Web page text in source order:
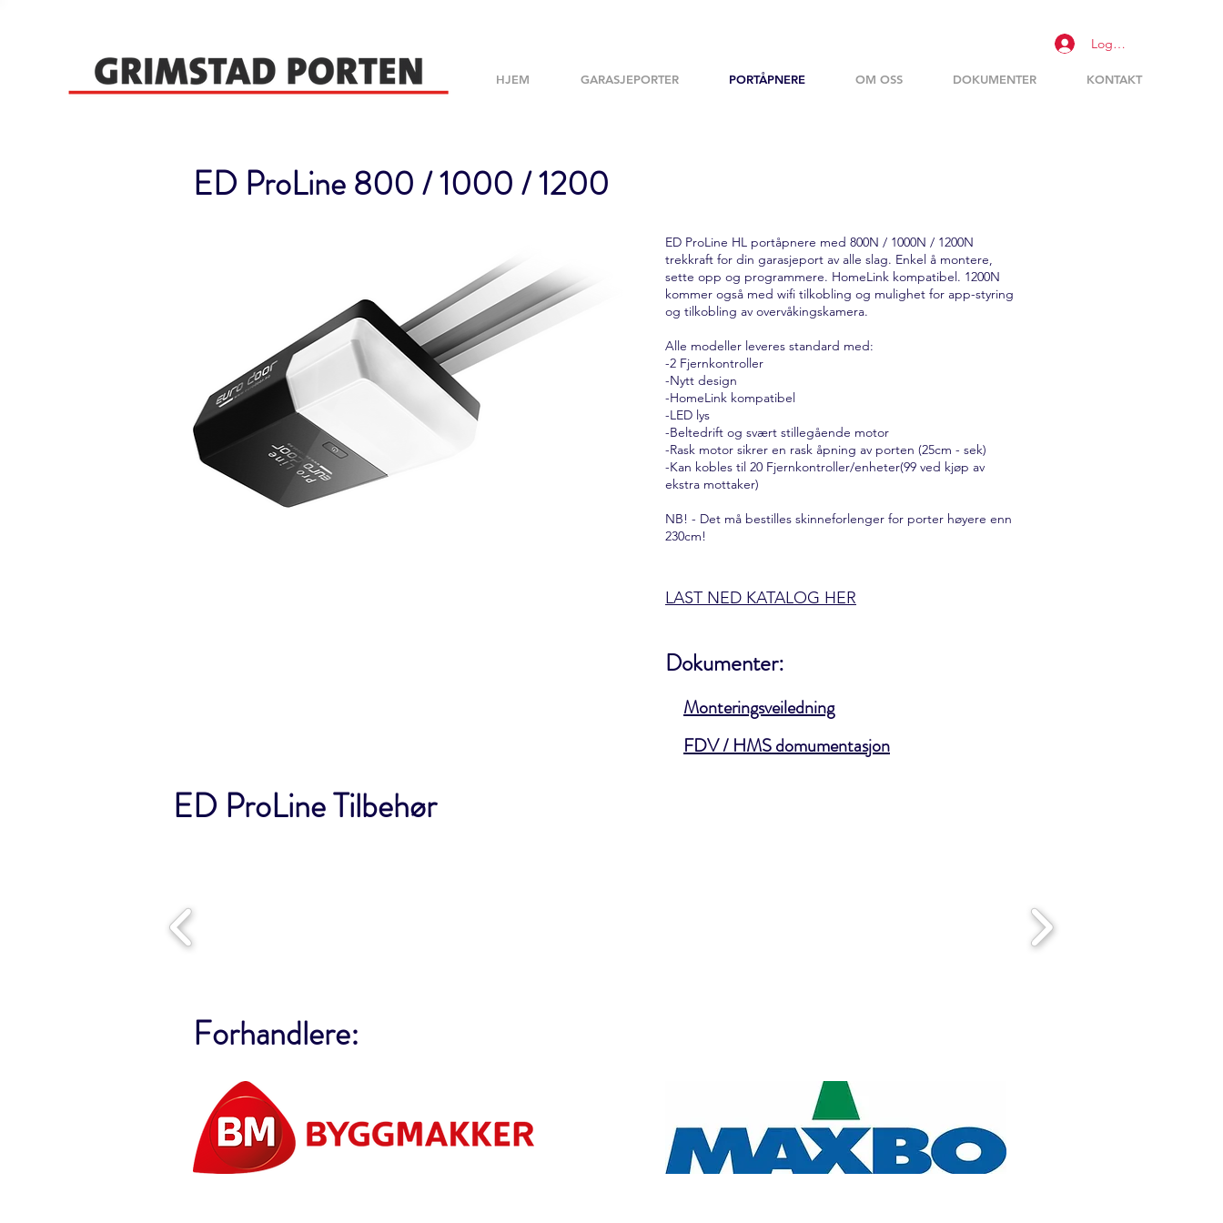
Logg inn
HJEM GARASJEPORTER PORTÅPNERE OM OSS DOKUMENTER KONTAKT
ED ProLine 800 / 1000 / 1200
ED ProLine HL portåpnere med 800N / 1000N / 1200N
trekkraft for din garasjeport av alle slag. Enkel å montere,
sette opp og programmere. HomeLink kompatibel. 1200N
kommer også med wifi tilkobling og mulighet for app-styring
og tilkobling av overvåkingskamera.
Alle modeller leveres standard med:
-2 Fjernkontroller
-Nytt design
-HomeLink kompatibel
-LED lys
-Beltedrift og svært stillegående motor
-Rask motor sikrer en rask åpning av porten (25cm - sek)
-Kan kobles til 20 Fjernkontroller/enheter(99 ved kjøp av
ekstra mottaker)
NB! - Det må bestilles skinneforlenger for porter høyere enn
230cm!
LAST NED KATALOG HER
Dokumenter:
Monteringsveiledning
FDV / HMS domumentasjon
ED ProLine Tilbehør
Forhandlere: